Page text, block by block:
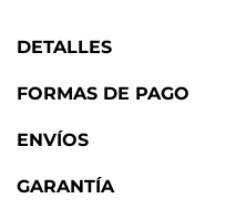
DETALLES
FORMAS DE PAGO
ENVÍOS
GARANTÍA